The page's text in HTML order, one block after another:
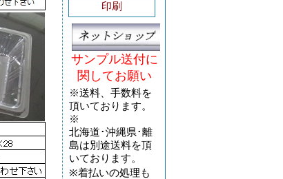
印刷
サンプル送付に
関してお願い
※送料、手数料を
頂いております。
※
北海道･沖縄県･離
島は別途送料を頂
いております。
※着払いの処理も